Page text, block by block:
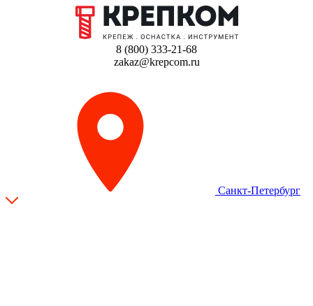
8 (800) 333-21-68
zakaz@krepcom.ru
Санкт-Петербург